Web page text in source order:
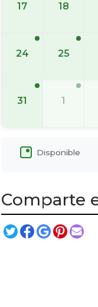
17 18
24 25
31 1
Disponible
Comparte